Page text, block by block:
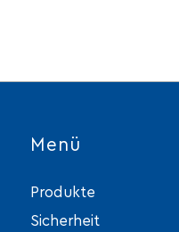
Menü
Produkte
Sicherheit